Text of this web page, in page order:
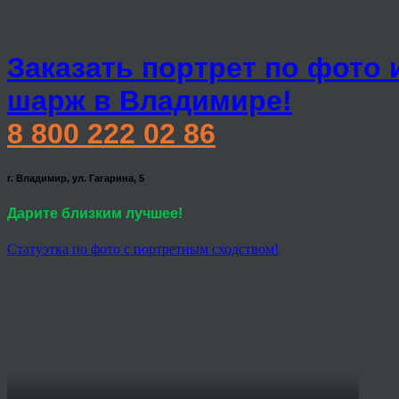
Заказать портрет по фото
шарж в Владимире!
8 800 222 02 86
г. Владимир, ул. Гагарина, 5
Дарите близким лучшее!
Статуэтка по фото с портретным сходством!